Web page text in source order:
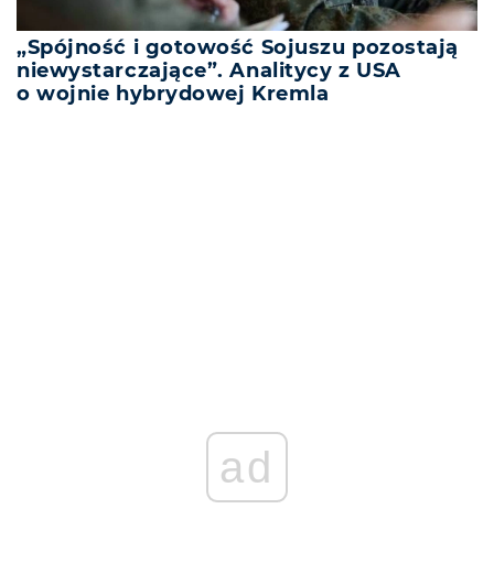
„Spójność i gotowość Sojuszu pozostają
niewystarczające”. Analitycy z USA
o wojnie hybrydowej Kremla